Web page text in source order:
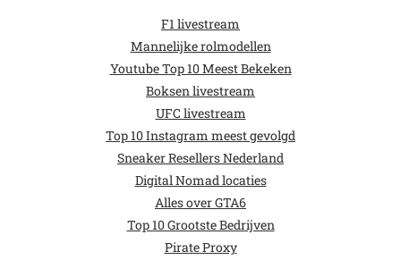
F1 livestream
Mannelijke rolmodellen
Youtube Top 10 Meest Bekeken
Boksen livestream
UFC livestream
Top 10 Instagram meest gevolgd
Sneaker Resellers Nederland
Digital Nomad locaties
Alles over GTA6
Top 10 Grootste Bedrijven
Pirate Proxy